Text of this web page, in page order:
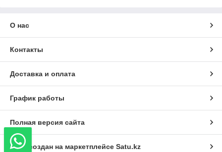
О нас
Контакты
Доставка и оплата
График работы
Полная версия сайта
Сайт создан на маркетплейсе Satu.kz